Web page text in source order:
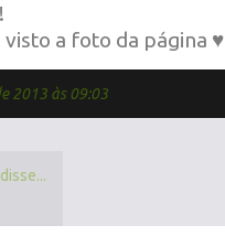
visto a foto da página ♥
2013 às 09:03